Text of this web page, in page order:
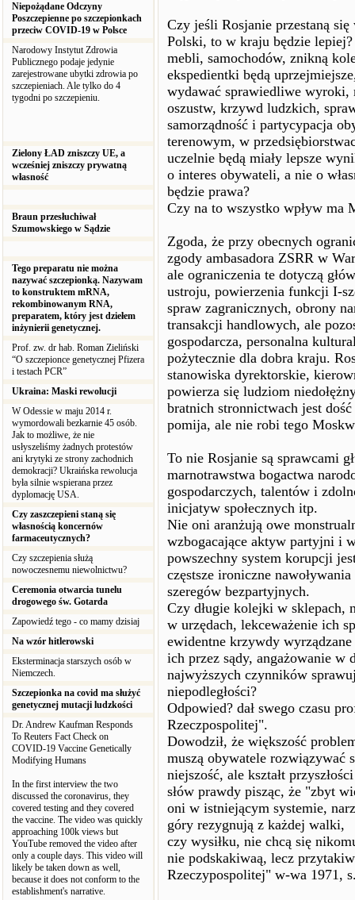
Niepożądane Odczyny
Poszczepienne po szczepionkach
przeciw COVID-19 w Polsce
Narodowy Instytut Zdrowia
Publicznego podaje jedynie
zarejestrowane ubytki zdrowia po
szczepieniach. Ale tylko do 4
tygodni po szczepieniu.
Zielony ŁAD zniszczy UE, a
wcześniej zniszczy prywatną
własność
Braun przesłuchiwał
Szumowskiego w Sądzie
Tego preparatu nie można
nazywać szczepionką. Nazywam
to konstruktem mRNA,
rekombinowanym RNA,
preparatem, który jest dziełem
inżynierii genetycznej.
Prof. zw. dr hab. Roman Zieliński
“O szczepionce genetycznej Pfizera
i testach PCR”
Ukraina: Maski rewolucji
W Odessie w maju 2014 r.
wymordowali bezkarnie 45 osób.
Jak to możliwe, że nie
usłyszeliśmy żadnych protestów
ani krytyki ze strony zachodnich
demokracji? Ukraińska rewolucja
była silnie wspierana przez
dyplomację USA.
Czy zaszczepieni staną się
własnością koncernów
farmaceutycznych?
Czy szczepienia służą
nowoczesnemu niewolnictwu?
Ceremonia otwarcia tunelu
drogowego św. Gotarda
Zapowiedź tego - co mamy dzisiaj
Na wzór hitlerowski
Eksterminacja starszych osób w
Niemczech.
Szczepionka na covid ma służyć
genetycznej mutacji ludzkości
Dr. Andrew Kaufman Responds
To Reuters Fact Check on
COVID-19 Vaccine Genetically
Modifying Humans
In the first interview the two
discussed the coronavirus, they
covered testing and they covered
the vaccine. The video was quickly
approaching 100k views but
YouTube removed the video after
only a couple days. This video will
likely be taken down as well,
because it does not conform to the
establishment's narrative.
Czy jeśli Rosjanie przestaną
Polski, to w kraju będzie
mebli, samochodów, znikną
ekspedientki będą
wydawać sprawiedliwe wyroki,
oszustw, krzywd ludzkich,
samorządność i partycypacja
terenowym, w
uczelnie będą miały lepsze
o interes obywateli, a nie o
będzie prawa?
Czy na to wszystko wpływ ma
Zgoda, że przy obecnych
zgody ambasadora ZSRR w
ale ograniczenia te dotyczą
ustroju, powierzenia funkcji I-
spraw zagranicznych, obrony
transakcji handlowych, ale
gospodarcza, personalna
pożytecznie dla dobra kraju.
stanowiska dyrektorskie,
powierza się ludziom
bratnich stronnictwach jest
pomija, ale nie robi tego
To nie Rosjanie są sprawcami
marnotrawstwa bogactwa
gospodarczych, talentów i
inicjatyw społecznych itp.
Nie oni aranżują owe
wzbogacające aktyw partyjni i
powszechny system korupcji
częstsze ironiczne
szeregów bezpartyjnych.
Czy długie kolejki w sklepach,
w urzędach, lekceważenie ich
ewidentne krzywdy
ich przez sądy, angażowanie w
najwyższych czynników
niepodległości?
Odpowied? dał swego czasu
Rzeczpospolitej".
Dowodził, że większość
muszą obywatele rozwiązywać
niejszość, ale kształt
słów prawdy pisząc, że "zbyt
oni w istniejącym systemie,
góry rezygnują z każdej walki,
czy wysiłku, nie chcą się
nie podskakiwaą, lecz
Rzeczypospolitej" w-wa 1971,